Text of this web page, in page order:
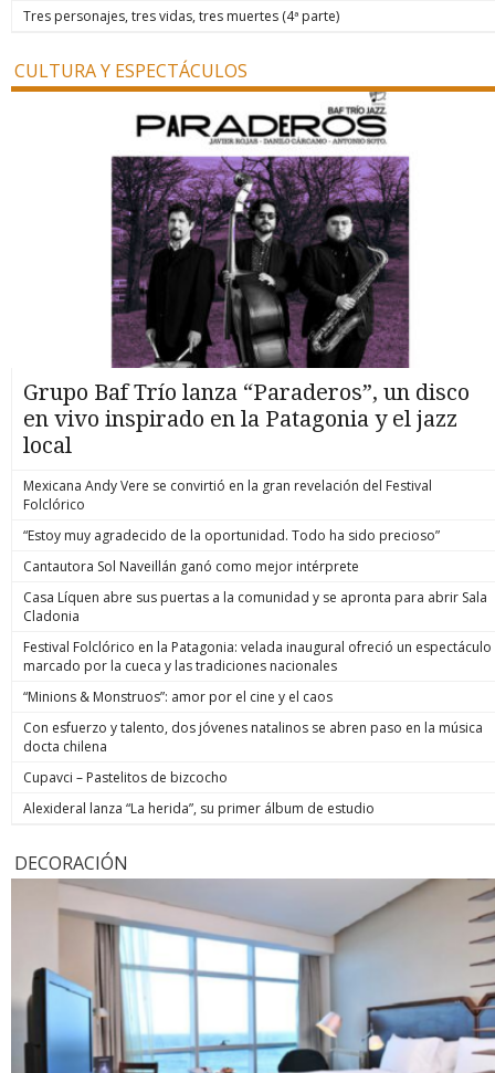
Tres personajes, tres vidas, tres muertes (4ª parte)
CULTURA Y ESPECTÁCULOS
Grupo Baf Trío lanza “Paraderos”, un disco
en vivo inspirado en la Patagonia y el jazz
local
Mexicana Andy Vere se convirtió en la gran revelación del Festival
Folclórico
“Estoy muy agradecido de la oportunidad. Todo ha sido precioso”
Cantautora Sol Naveillán ganó como mejor intérprete
Casa Líquen abre sus puertas a la comunidad y se apronta para abrir Sala
Cladonia
Festival Folclórico en la Patagonia: velada inaugural ofreció un espectáculo
marcado por la cueca y las tradiciones nacionales
“Minions & Monstruos”: amor por el cine y el caos
Con esfuerzo y talento, dos jóvenes natalinos se abren paso en la música
docta chilena
Cupavci – Pastelitos de bizcocho
Alexideral lanza “La herida”, su primer álbum de estudio
DECORACIÓN